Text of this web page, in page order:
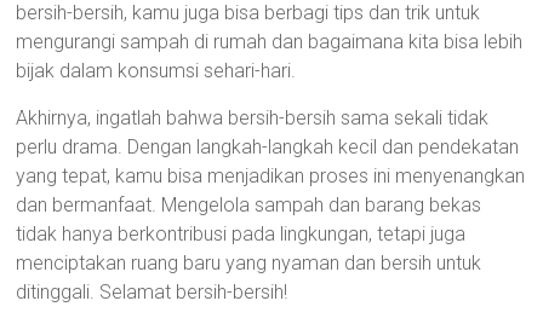
bersih-bersih, kamu juga bisa berbagi tips dan trik untuk
mengurangi sampah di rumah dan bagaimana kita bisa lebih
bijak dalam konsumsi sehari-hari.
Akhirnya, ingatlah bahwa bersih-bersih sama sekali tidak
perlu drama. Dengan langkah-langkah kecil dan pendekatan
yang tepat, kamu bisa menjadikan proses ini menyenangkan
dan bermanfaat. Mengelola sampah dan barang bekas
tidak hanya berkontribusi pada lingkungan, tetapi juga
menciptakan ruang baru yang nyaman dan bersih untuk
ditinggali. Selamat bersih-bersih!